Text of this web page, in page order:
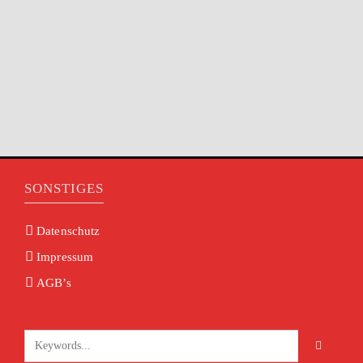
SONSTIGES
Datenschutz
Impressum
AGB’s